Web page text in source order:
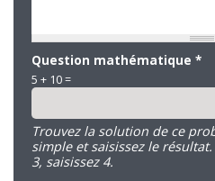
Question mathématique *
5 + 10 =
Trouvez la solution de ce
simple et saisissez le
3, saisissez 4.